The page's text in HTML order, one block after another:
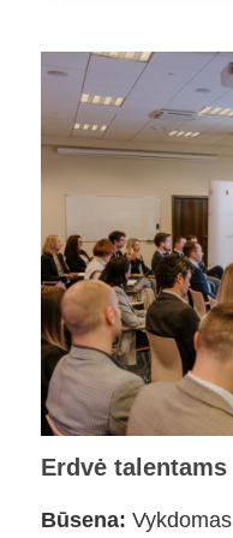
Erdvė talentams
Būsena: Vykdomas